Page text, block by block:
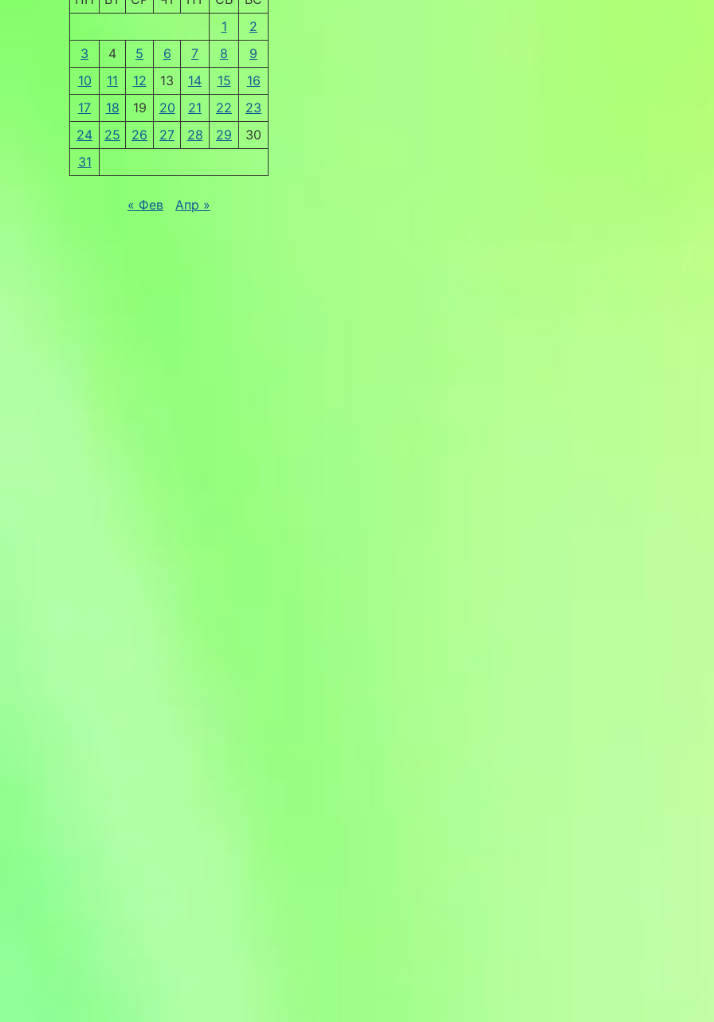
1
2
3
4 5 6 7 8
9
10
11 12 13 14 15
16
17
18 19 20 21 22
23
24
25 26 27 28 29
30
31
« Фев Апр »